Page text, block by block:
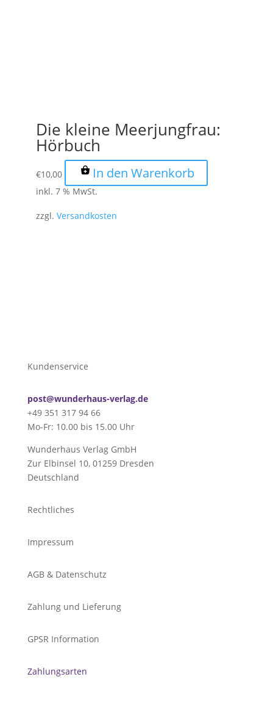
Die kleine Meerjungfrau:
Hörbuch
€10,00 In den Warenkorb
inkl. 7 % MwSt.
zzgl. Versandkosten
Kundenservice
post@wunderhaus-verlag.de
+49 351 317 94 66
Mo-Fr: 10.00 bis 15.00 Uhr
Wunderhaus Verlag GmbH
Zur Elbinsel 10, 01259 Dresden
Deutschland
Rechtliches
Impressum
AGB & Datenschutz
Zahlung und Lieferung
GPSR Information
Zahlungsarten